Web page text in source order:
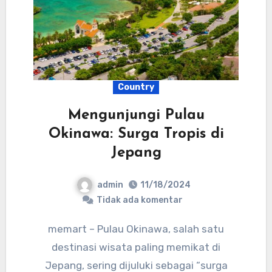
Country
Mengunjungi Pulau
Okinawa: Surga Tropis di
Jepang
admin
11/18/2024
Tidak ada komentar
memart – Pulau Okinawa, salah satu
destinasi wisata paling memikat di
Jepang, sering dijuluki sebagai “surga